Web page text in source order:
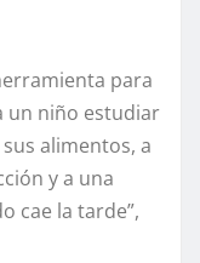
para
un niño estudiar
alimentos, a
y a una
cae la tarde”,